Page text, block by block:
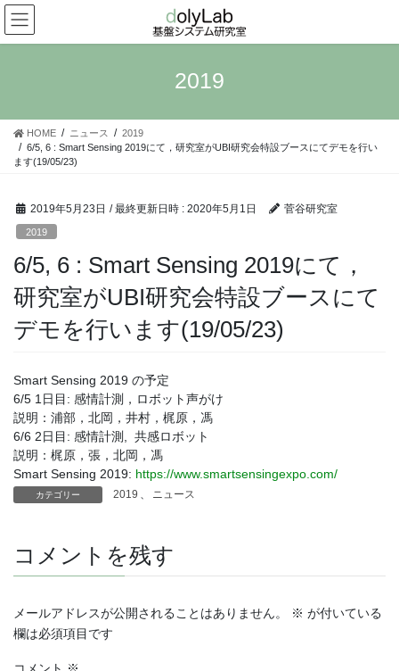
コ
ン
テ
ス
ナ
ビ
ゲ
ン
2019
HOME ニュース
2019
6/5, 6 : Smart Sensing 2019にて，研究室がUBI研究会特設ブースにてデモを行い
ます(19/05/23)
2019年5月23日 / 最終更新日時 : 2020年5月1日 菅谷研究室
2019
6/5, 6 : Smart Sensing 2019にて，
研究室がUBI研究会特設ブースにて
デモを行います(19/05/23)
Smart Sensing 2019 の予定
6/5 1日目: 感情計測，ロボット声がけ
説明：浦部，北岡，井村，梶原，馮
6/6 2日目: 感情計測, 共感ロボット
説明：梶原，張，北岡，馮
Smart Sensing 2019: https://www.smartsensingexpo.com/
カテゴリー 2019 、 ニュース
コメントを残す
メールアドレスが公開されることはありません。 ※ が付いている
欄は必須項目です